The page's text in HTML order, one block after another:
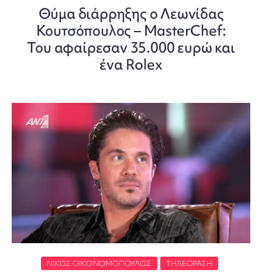
Θύμα διάρρηξης ο Λεωνίδας
Κουτσόπουλος – MasterChef:
Του αφαίρεσαν 35.000 ευρώ και
ένα Rolex
ΝΊΚΟΣ ΟΙΚΟΝΟΜΌΠΟΥΛΟΣ ΤΗΛΕΌΡΑΣΗ